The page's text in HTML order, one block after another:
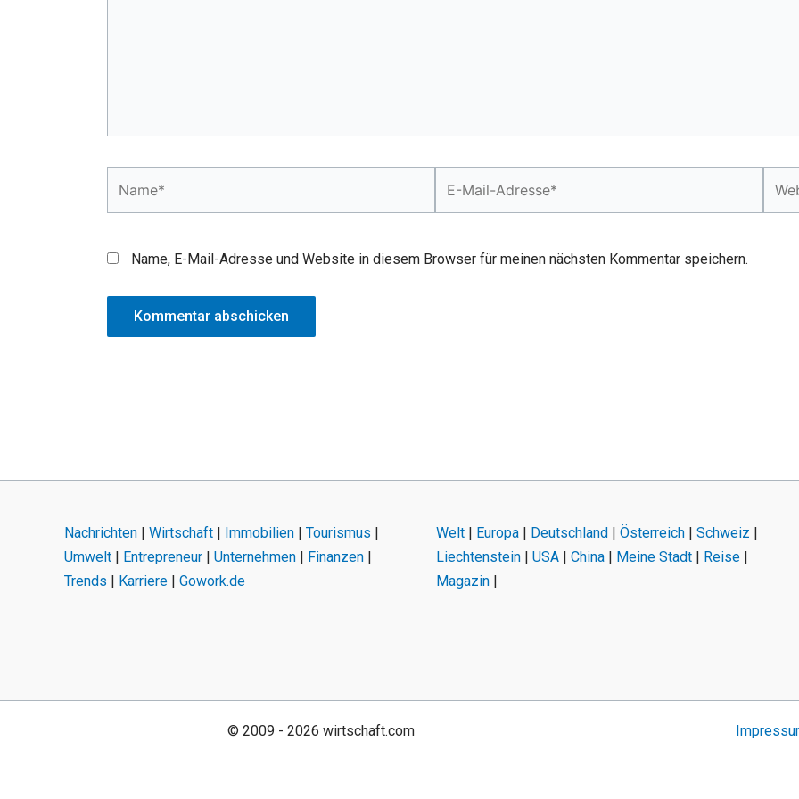
Name, E-Mail-Adresse und Website in diesem Browser für meinen nächsten Kommentar speichern.
Nachrichten | Wirtschaft | Immobilien | Tourismus |
Umwelt | Entrepreneur | Unternehmen | Finanzen |
Trends | Karriere | Gowork.de
Welt| Europa| Deutschland| Österreich| Schweiz |
Liechtenstein| USA| China| Meine Stadt| Reise|
Magazin|
© 2009 - 2026 wirtschaft.com